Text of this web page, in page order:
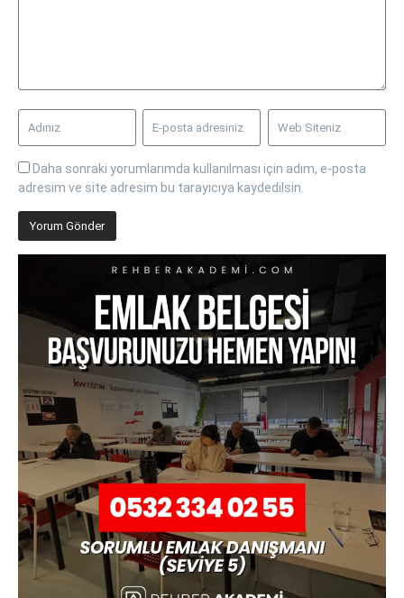
Daha sonraki yorumlarımda kullanılması için adım, e-posta
adresim ve site adresim bu tarayıcıya kaydedilsin.